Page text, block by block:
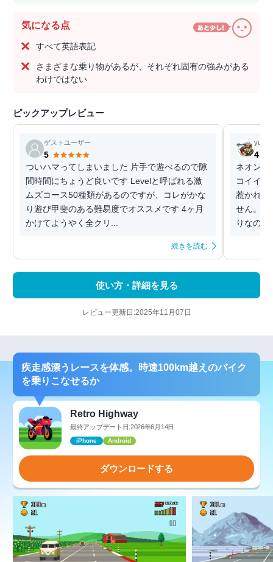
気になる点
すべて英語表記
さまざまな乗り物があるが、それぞれ固有の強みがある
わけではない
ピックアップレビュー
ゲストユーザー
5
ついハマってしまいました 片手で遊べるので隙
間時間にちょうど良いです Levelと呼ばれる激
ムズコース50種類があるのですが、コレがかな
り遊び甲斐のある難易度でオススメです 4ヶ月
かけてようやく全クリ...
続きを読む
4
ネオンが
コイイ
惹かれま
せん。し
りなの
使い方・詳細を見る
レビュー更新日:2025年11月07日
疾走感漂うレースを体感。時速100km越えのバイク
を乗りこなせるか
Retro Highway
最終アップデート日:2026年6月14日
iPhone Android
ダウンロードする